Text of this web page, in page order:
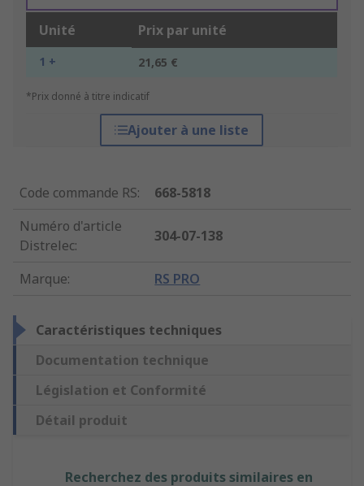
Unité Prix par unité
1 + 21,65 €
*Prix donné à titre indicatif
Ajouter à une liste
Code commande RS:
668-5818
Numéro d'article
Distrelec:
304-07-138
Marque: RS PRO
Caractéristiques techniques
Documentation technique
Législation et Conformité
Détail produit
Recherchez des produits similaires en